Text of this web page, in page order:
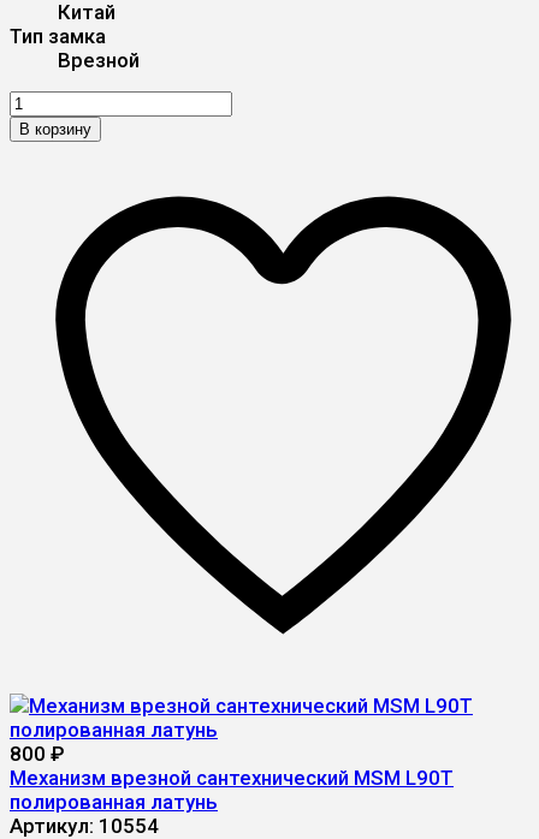
Китай
Тип замка
Врезной
В корзину
800 ₽
Механизм врезной сантехнический MSM L90T
полированная латунь
Артикул: 10554